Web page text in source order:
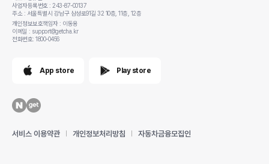
사업자등록번호 : 243-87-00137
주소 : 서울특별시 강남구 삼성로91길 32 10층, 11층, 12층
개인정보보호책임자 : 이동용
이메일 : support@getcha.kr
전화번호: 1800-0456
App store Play store
서비스 이용약관 개인정보처리방침 자동차금융모집인